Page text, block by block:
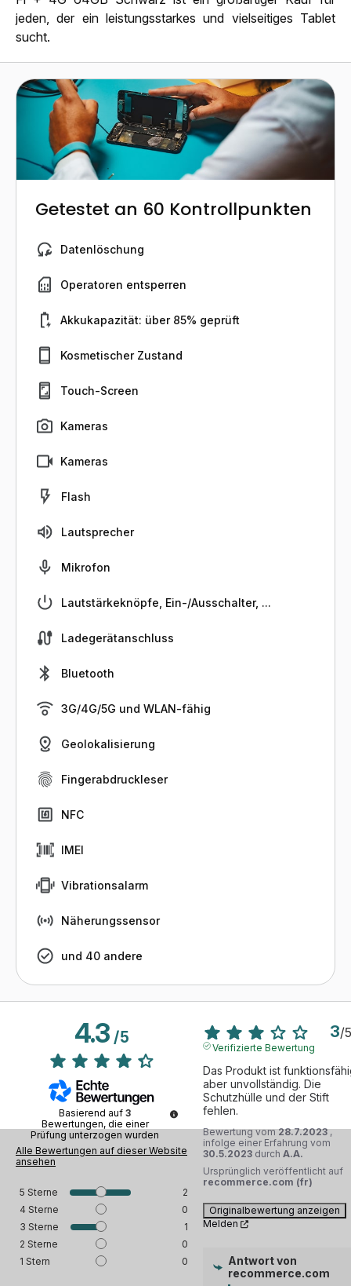
jeden, der ein leistungsstarkes und vielseitiges Tablet
sucht.
Getestet an 60 Kontrollpunkten
Datenlöschung
Operatoren entsperren
Akkukapazität: über 85% geprüft
Kosmetischer Zustand
Touch-Screen
Kameras
Kameras
Flash
Lautsprecher
Mikrofon
Lautstärkeknöpfe, Ein-/Ausschalter, ...
Ladegerätanschluss
Bluetooth
3G/4G/5G und WLAN-fähig
Geolokalisierung
Fingerabdruckleser
NFC
IMEI
Vibrationsalarm
Näherungssensor
und 40 andere
4.3/5
Basierend auf 3
Bewertungen, die einer
Prüfung unterzogen wurden
Alle Bewertungen auf dieser Website
ansehen
5 Sterne
2
4 Sterne
0
3 Sterne
1
2 Sterne
0
1 Stern 0
3/5
Verifizierte Bewertung
Das Produkt ist
aber unvollständig. Die
Schutzhülle und der Stift
fehlen.
Bewertung vom28.7.2023 ,
infolge einer Erfahrung vom
30.5.2023 durch A.A.
Ursprünglich veröffentlicht auf
recommerce.com (fr)
Originalbewertung anzeigen
Melden
Antwort von
recommerce.com